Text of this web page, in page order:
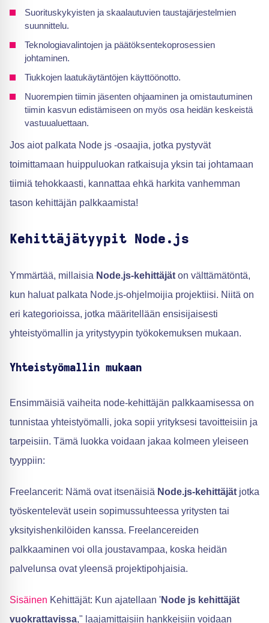
Suorituskykyisten ja skaalautuvien taustajärjestelmien
suunnittelu.
Teknologiavalintojen ja päätöksentekoprosessien
johtaminen.
Tiukkojen laatukäytäntöjen käyttöönotto.
Nuorempien tiimin jäsenten ohjaaminen ja omistautuminen
tiimin kasvun edistämiseen on myös osa heidän keskeistä
vastuualuettaan.
Jos aiot palkata Node js -osaajia, jotka pystyvät
toimittamaan huippuluokan ratkaisuja yksin tai johtamaan
tiimiä tehokkaasti, kannattaa ehkä harkita vanhemman
tason kehittäjän palkkaamista!
Kehittäjätyypit Node.js
Ymmärtää, millaisia Node.js-kehittäjät on välttämätöntä,
kun haluat palkata Node.js-ohjelmoijia projektiisi. Niitä on
eri kategorioissa, jotka määritellään ensisijaisesti
yhteistyömallin ja yritystyypin työkokemuksen mukaan.
Yhteistyömallin mukaan
Ensimmäisiä vaiheita node-kehittäjän palkkaamisessa on
tunnistaa yhteistyömalli, joka sopii yrityksesi tavoitteisiin ja
tarpeisiin. Tämä luokka voidaan jakaa kolmeen yleiseen
tyyppiin:
Freelancerit: Nämä ovat itsenäisiä Node.js-kehittäjät jotka
työskentelevät usein sopimussuhteessa yritysten tai
yksityishenkilöiden kanssa. Freelancereiden
palkkaaminen voi olla joustavampaa, koska heidän
palvelunsa ovat yleensä projektipohjaisia.
Sisäinen Kehittäjät: Kun ajatellaan 'Node js kehittäjät
vuokrattavissa," laajamittaisiin hankkeisiin voidaan